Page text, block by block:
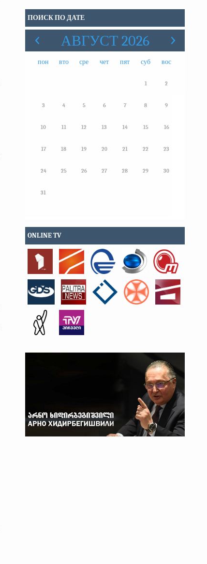
ПОИСК ПО ДАТЕ
АВГУСТ 2026
пон вто сре чет пят суб вос
1 2
3 4 5 6 7 8 9
10 11 12 13 14 15 16
17 18 19 20 21 22 23
24 25 26 27 28 29 30
31
ONLINE TV